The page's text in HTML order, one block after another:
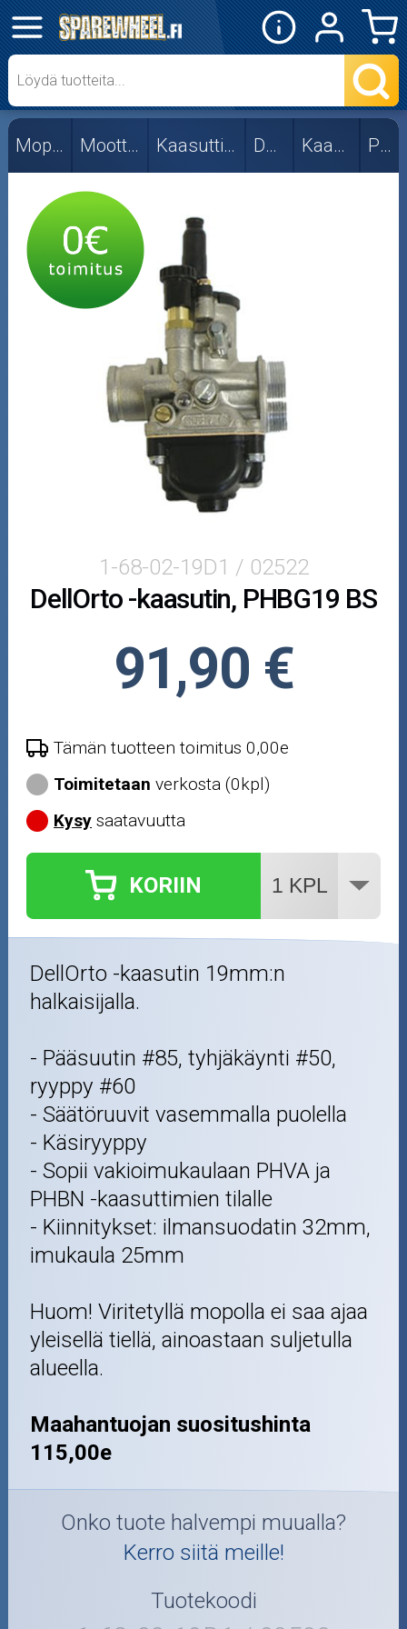
✕
Mopon osat
Kaasuttimet
PHBG
PHBN
PHVA
Skootterin osat
Crossipyörän osat
Moottorikelkan osat
Mopoauton osat
Mönkijän osat
Puutarha ja metsä
Ajovarusteet
Nastarenkaat
Renkaat ja vanteet
Työkalut
Mopon osat Moottorin osat Kaasuttimet ja osat DellOrto Kaasuttimet PHBG
1-68-02-19D1 / 02522
DellOrto -kaasutin, PHBG19 BS
91,90 €
Tämän tuotteen toimitus 0,00e
Toimitetaan verkosta (0kpl)
Kysy saatavuutta
KORIIN
DellOrto -kaasutin 19mm:n
halkaisijalla.
- Pääsuutin #85, tyhjäkäynti #50,
ryyppy #60
- Säätöruuvit vasemmalla puolella
- Käsiryyppy
- Sopii vakioimukaulaan PHVA ja
PHBN -kaasuttimien tilalle
- Kiinnitykset: ilmansuodatin 32mm,
imukaula 25mm
Huom! Viritetyllä mopolla ei saa ajaa
yleisellä tiellä, ainoastaan suljetulla
alueella.
Maahantuojan suositushinta
115,00e
Onko tuote halvempi muualla?
Kerro siitä meille!
Tuotekoodi